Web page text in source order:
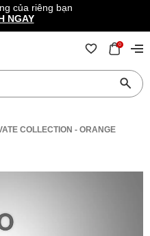
của riêng bạn
NGAY
0
COLLECTION - ORANGE